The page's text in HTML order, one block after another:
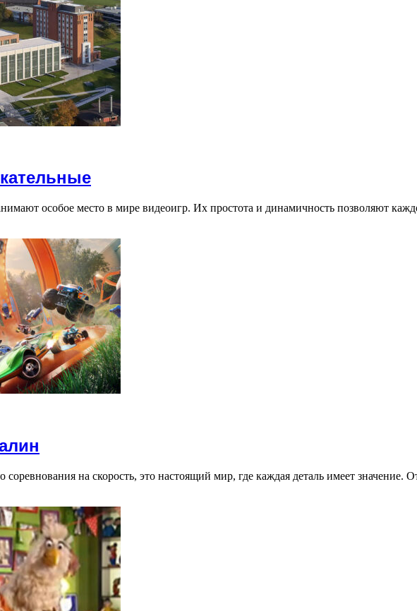
особое место в мире видеоигр. Их простота и динамичность позволяют
на скорость, это настоящий мир, где каждая деталь имеет значение.